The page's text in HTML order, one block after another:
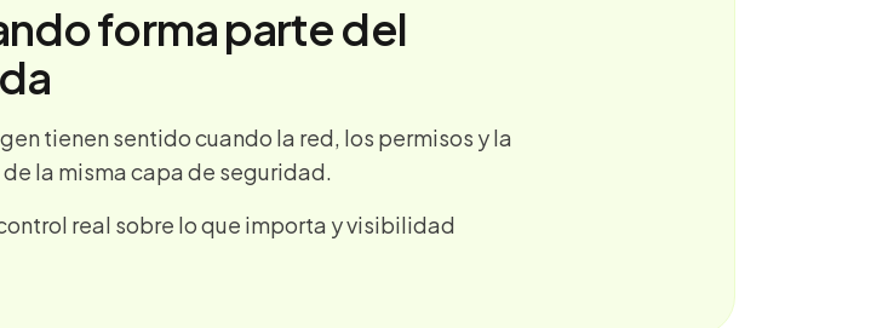
forma parte del
tienen sentido cuando la red, los permisos y la
la misma capa de seguridad.
real sobre lo que importa y visibilidad